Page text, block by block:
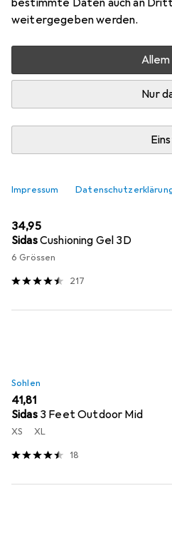
bestimmte Daten auch an
weitergegeben werden.
Nur
Impressum
Kategorie Sohlen.
Beliebt Puma
EUR
34,95
SidasCushioning Gel 3D
6 Grössen
217
Sohlen
EUR
41,81
Sidas 3 Feet Outdoor Mid
XS XL
18